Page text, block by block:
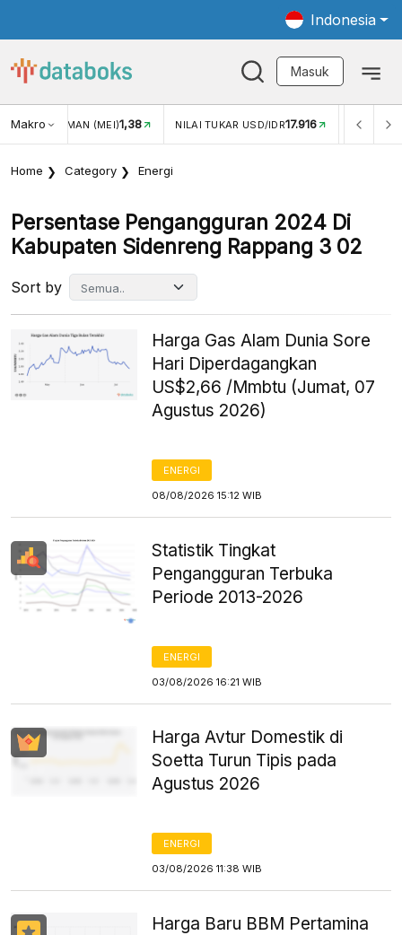
Indonesia
Masuk
MakroWISMAN (MEI)1,38 NILAI TUKAR USD/IDR17.916 INFLASI
Home Category Energi
Persentase Pengangguran 2024 Di
Kabupaten Sidenreng Rappang 3 02
Sort by
Harga Gas Alam Dunia Sore
Hari Diperdagangkan
US$2,66 /Mmbtu (Jumat, 07
Agustus 2026)
ENERGI
08/08/2026 15:12 WIB
Statistik Tingkat
Pengangguran Terbuka
Periode 2013-2026
ENERGI
03/08/2026 16:21 WIB
Harga Avtur Domestik di
Soetta Turun Tipis pada
Agustus 2026
ENERGI
03/08/2026 11:38 WIB
Harga Baru BBM Pertamina